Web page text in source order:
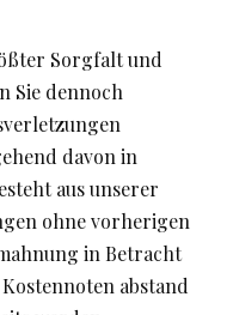
Sorgfalt und
Sie dennoch
davon in
aus unserer
ohne vorherigen
in Betracht
abstand